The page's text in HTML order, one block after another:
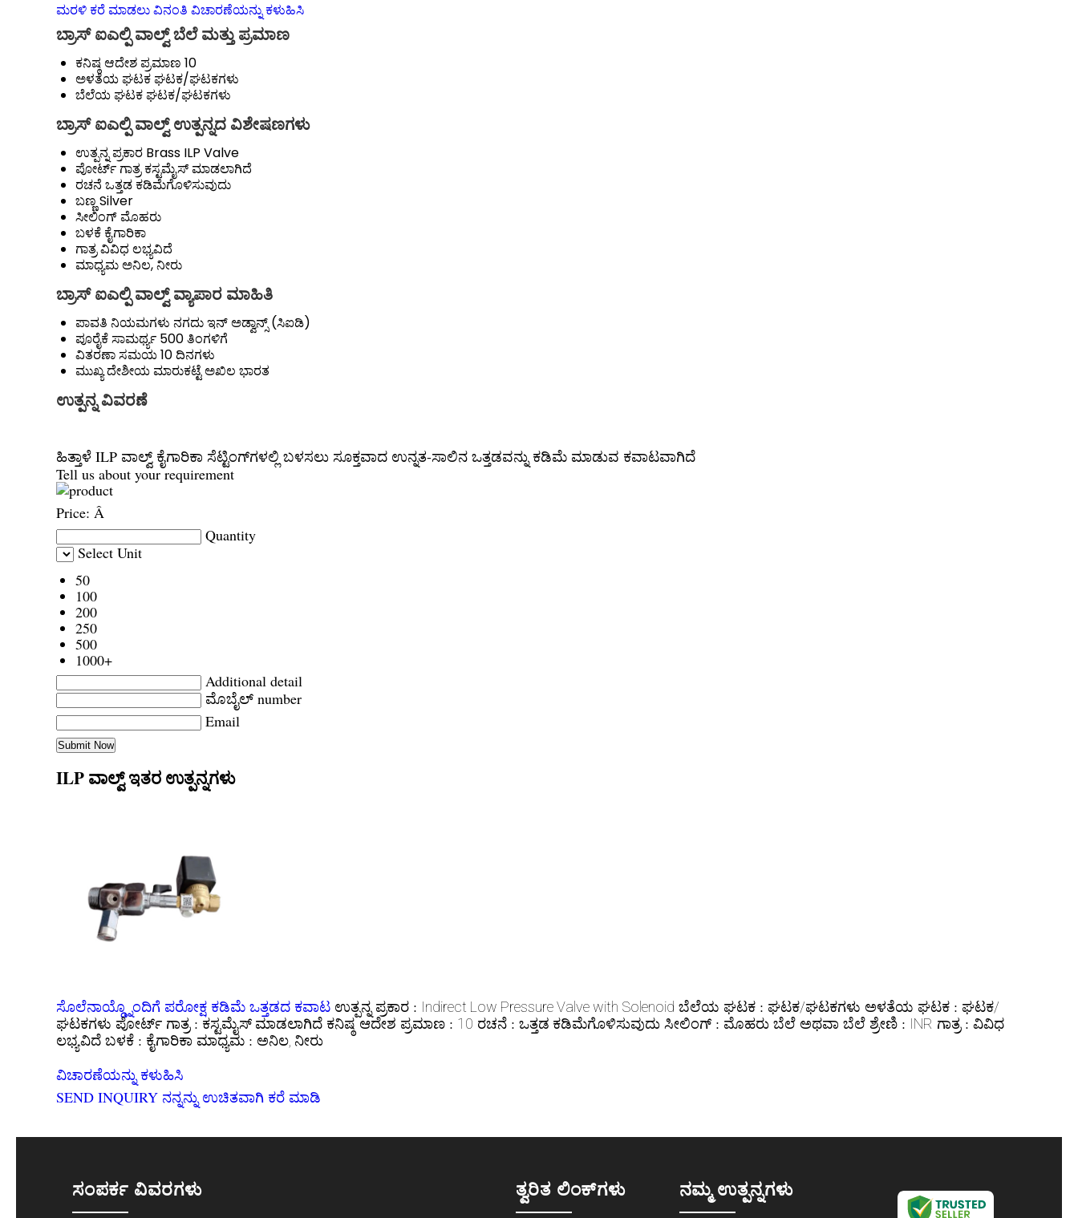
ಮರಳಿ ಕರೆ ಮಾಡಲು ವಿನಂತಿ ವಿಚಾರಣೆಯನ್ನು ಕಳುಹಿಸಿ
ಬ್ರಾಸ್ ಐಎಲ್ಪಿ ವಾಲ್ವ್ ಬೆಲೆ ಮತ್ತು ಪ್ರಮಾಣ
ಕನಿಷ್ಠ ಆದೇಶ ಪ್ರಮಾಣ 10
ಅಳತೆಯ ಘಟಕಘಟಕ/ಘಟಕಗಳು
ಬೆಲೆಯ ಘಟಕಘಟಕ/ಘಟಕಗಳು
ಬ್ರಾಸ್ ಐಎಲ್ಪಿ ವಾಲ್ವ್ ಉತ್ಪನ್ನದ ವಿಶೇಷಣಗಳು
ಉತ್ಪನ್ನ ಪ್ರಕಾರ Brass ILP Valve
ಪೋರ್ಟ್ ಗಾತ್ರ ಕಸ್ಟಮೈಸ್ ಮಾಡಲಾಗಿದೆ
ರಚನೆ ಒತ್ತಡ ಕಡಿಮೆಗೊಳಿಸುವುದು
ಬಣ್ಣ Silver
ಸೀಲಿಂಗ್ಮೊಹರು
ಬಳಕೆ ಕೈಗಾರಿಕಾ
ಗಾತ್ರವಿವಿಧ ಲಭ್ಯವಿದೆ
ಮಾಧ್ಯಮಅನಿಲ, ನೀರು
ಬ್ರಾಸ್ ಐಎಲ್ಪಿ ವಾಲ್ವ್ ವ್ಯಾಪಾರ ಮಾಹಿತಿ
ಪಾವತಿ ನಿಯಮಗಳು ನಗದು ಇನ್ ಅಡ್ವಾನ್ಸ್ (ಸಿಐಡಿ)
ಪೂರೈಕೆ ಸಾಮರ್ಥ್ಯ 500 ತಿಂಗಳಿಗೆ
ವಿತರಣಾ ಸಮಯ10 ದಿನಗಳು
ಮುಖ್ಯ ದೇಶೀಯ ಮಾರುಕಟ್ಟೆಅಖಿಲ ಭಾರತ
ಉತ್ಪನ್ನ ವಿವರಣೆ
ಹಿತ್ತಾಳೆ ILP ವಾಲ್ವ್ ಕೈಗಾರಿಕಾ ಸೆಟ್ಟಿಂಗ್‌ಗಳಲ್ಲಿ ಬಳಸಲು ಸೂಕ್ತವಾದ ಉನ್ನತ-ಸಾಲಿನ ಒತ್ತಡವನ್ನು ಕಡಿಮೆ ಮಾಡುವ ಕವಾಟವಾಗಿದೆ
Tell us about your requirement
Price: Â
Quantity
Select Unit
50
100
200
250
500
1000+
Additional detail
ಮೊಬೈಲ್ number
Email
ILP ವಾಲ್ವ್ ಇತರ ಉತ್ಪನ್ನಗಳು
ಸೊಲೆನಾಯ್ಡ್ನೊಂದಿಗೆ ಪರೋಕ್ಷ ಕಡಿಮೆ ಒತ್ತಡದ ಕವಾಟ ಉತ್ಪನ್ನ ಪ್ರಕಾರ : Indirect Low Pressure Valve with Solenoid ಬೆಲೆಯ ಘಟಕ : ಘಟಕ/ಘಟಕಗಳು ಅಳತೆಯ ಘಟಕ : ಘಟಕ/
ಘಟಕಗಳು ಪೋರ್ಟ್ ಗಾತ್ರ :ಕಸ್ಟಮೈಸ್ ಮಾಡಲಾಗಿದೆ ಕನಿಷ್ಠ ಆದೇಶ ಪ್ರಮಾಣ : 10 ರಚನೆ : ಒತ್ತಡ ಕಡಿಮೆಗೊಳಿಸುವುದು ಸೀಲಿಂಗ್ : ಮೊಹರು ಬೆಲೆ ಅಥವಾ ಬೆಲೆ ಶ್ರೇಣಿ : INR ಗಾತ್ರ : ವಿವಿಧ
ಲಭ್ಯವಿದೆ ಬಳಕೆ : ಕೈಗಾರಿಕಾ ಮಾಧ್ಯಮ : ಅನಿಲ, ನೀರು
ವಿಚಾರಣೆಯನ್ನು ಕಳುಹಿಸಿ
SEND INQUIRY ನನ್ನನ್ನು ಉಚಿತವಾಗಿ ಕರೆ ಮಾಡಿ
ಸಂಪರ್ಕ ವಿವರಗಳು ತ್ವರಿತ ಲಿಂಕ್‌ಗಳು ನಮ್ಮ ಉತ್ಪನ್ನಗಳು